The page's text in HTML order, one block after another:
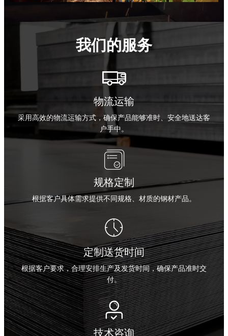
我们的服务

物流运输
采用高效的物流运输方式，确保产品能够准时、安全地送达客
户手中。

规格定制
根据客户具体需求提供不同规格、材质的钢材产品。

定制送货时间
根据客户要求，合理安排生产及发货时间，确保产品准时交
付。
